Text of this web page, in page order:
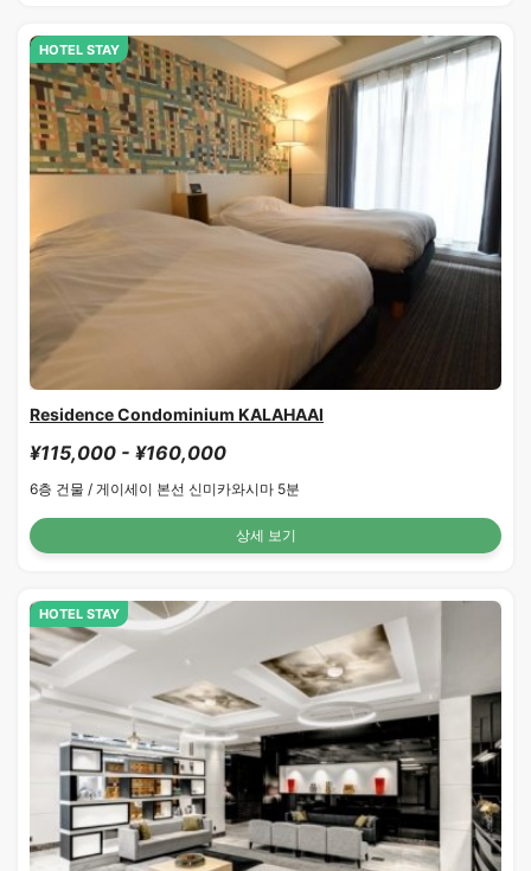
HOTEL STAY
Residence Condominium KALAHAAI
¥115,000 - ¥160,000
6층 건물 / 게이세이 본선 신미카와시마 5분
상세 보기
HOTEL STAY